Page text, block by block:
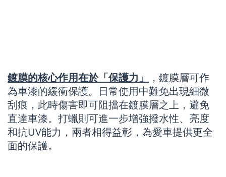
鍍膜的核心作用在於「保護力」
，鍍膜層可作
為車漆的緩衝保護。日常使用中難免出現細微
刮痕，此時傷害即可阻擋在鍍膜層之上，避免
直達車漆。打蠟則可進一步增強撥水性、亮度
和抗UV能力，兩者相得益彰，為愛車提供更全
面的保護。